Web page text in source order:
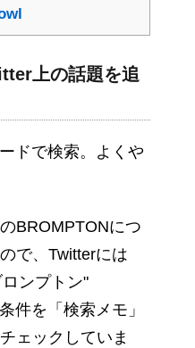
上の話題を追
ドで検索。よくや
BROMPTONにつ
で、Twitterには
ロンプトン"
件を「検索メモ」
ェックしていま